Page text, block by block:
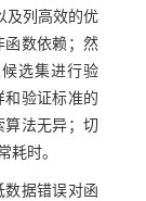
及列高效的优
函数依赖；然
选集进行验
验证标准的
法无异；切
耗时。
据错误对函